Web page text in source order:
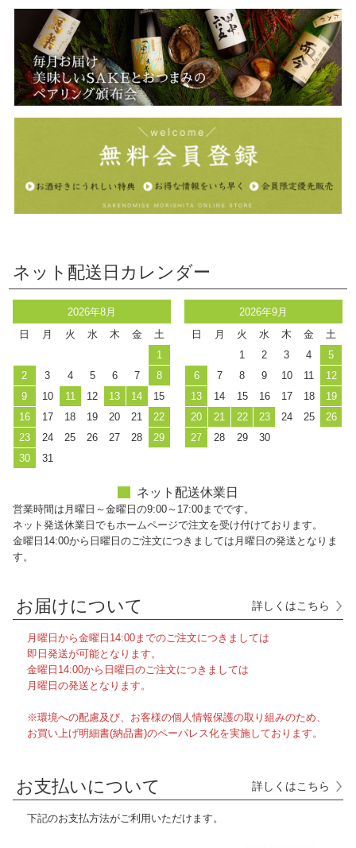
ネット配送日カレンダー
2026年8月
日
月 火 水 木 金
土
1
2
3 4 5 6 7
8
9
10 11 12 13 14
15
16
17 18 19 20 21
22
23
24 25 26 27 28
29
30
31
2026年9月
日
月 火 水 木 金
土
1
2 3 4
5
6
7 8 9 10 11
12
13
14 15 16 17 18
19
20
21 22 23 24 25
26
27
28 29 30
ネット配送休業日
営業時間は月曜日～金曜日の9:00～17:00までです。
ネット発送休業日でもホームページで注文を受け付けております。
金曜日14:00から日曜日のご注文につきましては月曜日の発送となりま
す。
お届けについて 詳しくはこちら
月曜日から金曜日14:00までのご注文につきましては
即日発送が可能となります。
金曜日14:00から日曜日のご注文につきましては
月曜日の発送となります。
※環境への配慮及び、お客様の個人情報保護の取り組みのため、
お買い上げ明細書(納品書)のペーパレス化を実施しております。
お支払いについて 詳しくはこちら
下記のお支払方法がご利用いただけます。